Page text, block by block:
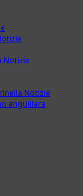
Notizie
Notizie
anguillara